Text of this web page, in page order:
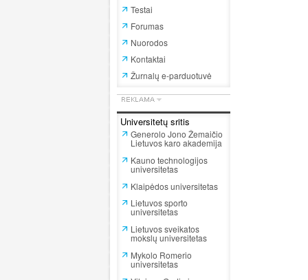
Testai
Forumas
Nuorodos
Kontaktai
Žurnalų e-parduotuvė
Universitetų sritis
Generolo Jono Žemaičio
Lietuvos karo akademija
Kauno technologijos
universitetas
Klaipėdos universitetas
Lietuvos sporto
universitetas
Lietuvos sveikatos
mokslų universitetas
Mykolo Romerio
universitetas